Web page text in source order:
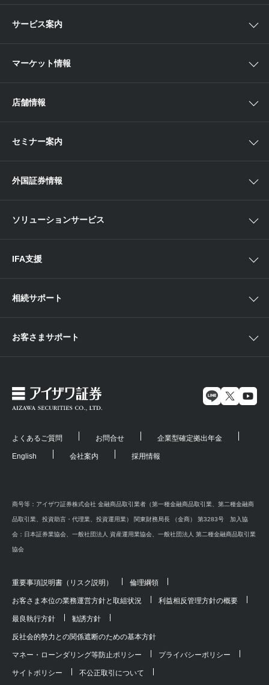
αポート
欧米株
ETF・ETN・REIT
ラップサービス
新商品情報
サービス案内
取引ツール
各種お手続き
便利なサービス
当社サービスのご利用にあたって
マーケット情報
店舗情報
近畿
セミナー案内
外国証券情報
ソリューションサービス
IFA支援
相続サポート
お客さまサポート
よくあるご質問 お問合せ 企業型確定拠出年金
English 会社案内 採用情報
商号等：アイザワ証券株式会社 金融商品取引業者（第一種金融商品取引業、第二種金融商
品取引業、投資助言・代理業、投資運用業） 関東財務局長 （金商） 第3283号 加入協
会：日本証券業協会、一般社団法人 資産運用業協会、一般社団法人 第二種金融商品取引業
協会
重要事項説明書（リスク説明） 倫理綱領
お客さま本位の業務運営方針と取組状況 利益相反管理方針の概要
最良執行方針 勧誘方針
反社会的勢力との関係遮断のための基本方針
マネー・ローンダリング等防止ポリシー プライバシーポリシー
サイトポリシー 不公正取引について